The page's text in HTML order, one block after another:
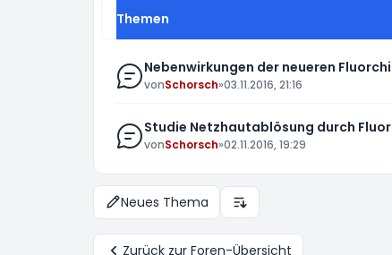
Themen
Nebenwirkungen der neueren
vonSchorsch»03.11.2016, 21:16
Studie Netzhautablösung durch
vonSchorsch»02.11.2016, 19:29
Neues Thema Anzeige- und
Zurück zur Foren-Übersicht